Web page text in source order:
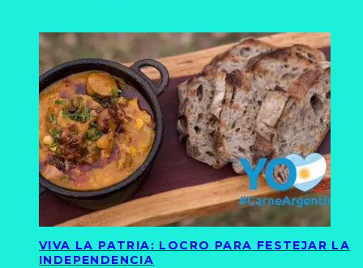
VIVA LA PATRIA: LOCRO PARA FESTEJAR LA
INDEPENDENCIA